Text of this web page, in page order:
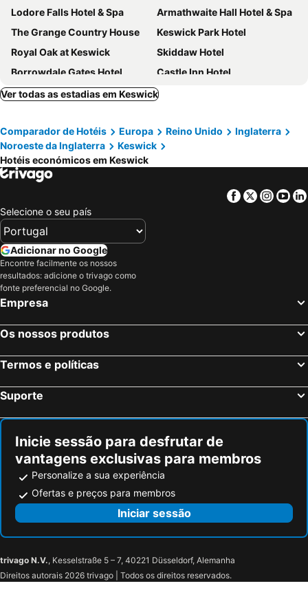
Lodore Falls Hotel & Spa
Armathwaite Hall Hotel & Spa
The Grange Country House
Keswick Park Hotel
Royal Oak at Keswick
Skiddaw Hotel
Borrowdale Gates Hotel
Castle Inn Hotel
Buttermere Court Hotel
The Ullswater Inn- The Inn Collection Group
Traveller's Rest Inn
The Old Dungeon Ghyll Hotel
Ver todas as estadias em Keswick
Comparador de Hotéis Europa Reino Unido
Inglaterra
Noroeste da Inglaterra
Keswick
Hotéis económicos em Keswick
Facebook
Twitter
Selecione o seu país
Adicionar no Google
Encontre facilmente os nossos
resultados: adicione o trivago como
fonte preferencial no Google.
Empresa
Os nossos produtos
Termos e políticas
Suporte
Inicie sessão para desfrutar de
vantagens exclusivas para membros
Personalize a sua experiência
Ofertas e preços para membros
Iniciar sessão
trivago N.V., Kesselstraße 5 – 7, 40221 Düsseldorf, Alemanha
Direitos autorais 2026 trivago | Todos os direitos reservados.